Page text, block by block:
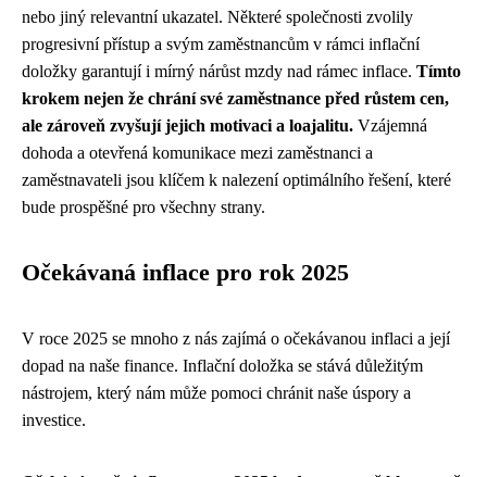
nebo jiný relevantní ukazatel. Některé společnosti zvolily
progresivní přístup a svým zaměstnancům v rámci inflační
doložky garantují i mírný nárůst mzdy nad rámec inflace. Tímto
krokem nejen že chrání své zaměstnance před růstem cen,
ale zároveň zvyšují jejich motivaci a loajalitu. Vzájemná
dohoda a otevřená komunikace mezi zaměstnanci a
zaměstnavateli jsou klíčem k nalezení optimálního řešení, které
bude prospěšné pro všechny strany.
Očekávaná inflace pro rok 2025
V roce 2025 se mnoho z nás zajímá o očekávanou inflaci a její
dopad na naše finance. Inflační doložka se stává důležitým
nástrojem, který nám může pomoci chránit naše úspory a
investice.